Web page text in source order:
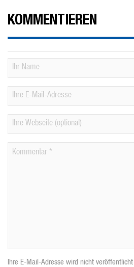
KOMMENTIEREN
Ihre E-Mail-Adresse wird nicht veröffentlicht